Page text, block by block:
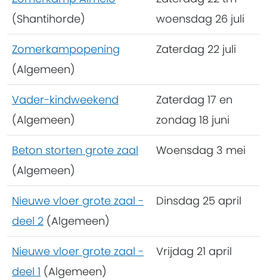
(Shantihorde)
woensdag 26 juli
Zomerkampopening
(Algemeen)
Zaterdag 22 juli
Vader-kindweekend
(Algemeen)
Zaterdag 17 en
zondag 18 juni
Beton storten grote zaal
(Algemeen)
Woensdag 3 mei
Nieuwe vloer grote zaal -
deel 2 (Algemeen)
Dinsdag 25 april
Nieuwe vloer grote zaal -
deel 1 (Algemeen)
Vrijdag 21 april